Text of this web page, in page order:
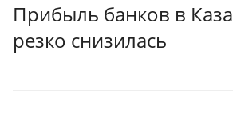
Прибыль банков в
резко снизилась